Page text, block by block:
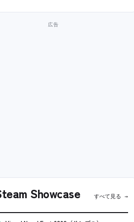
Showcase すべて見る →